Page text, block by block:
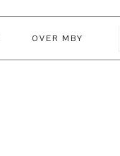
OVER MBY